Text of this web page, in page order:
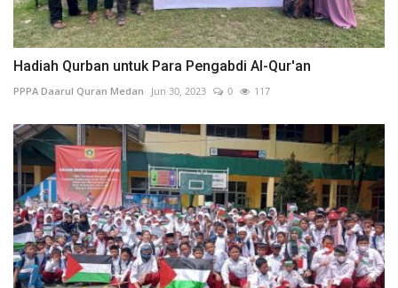
Hadiah Qurban untuk Para Pengabdi Al-Qur'an
PPPA Daarul Quran Medan Jun 30, 2023 0 117